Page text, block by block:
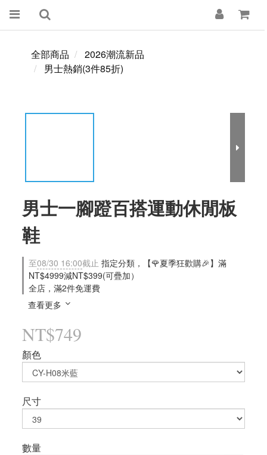
全部商品
2026潮流新品
男士熱銷(3件85折)
男士一腳蹬百搭運動休閒板
鞋
至08/30 16:00截止 指定分類，【🌹夏季狂歡購🎉】滿
NT$4999減NT$399(可疊加）
全店，滿2件免運費
查看更多
NT$749
顏色
尺寸
數量